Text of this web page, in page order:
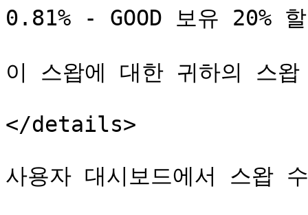
0.81% - GOOD 보유 20%
이 스왑에 대한 귀하의 스
</details>
사용자 대시보드에서 스왑